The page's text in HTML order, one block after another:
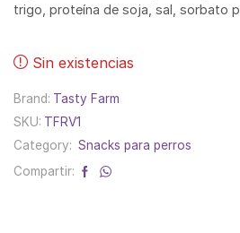
trigo, proteína de soja, sal, sorbato
Sin existencias
Brand: Tasty Farm
SKU: TFRV1
Category: Snacks para perros
Compartir: